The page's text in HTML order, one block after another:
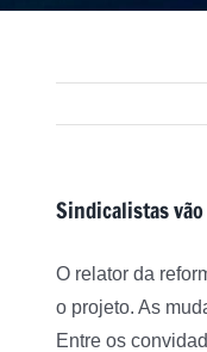
Sindicalistas
O relator da
o projeto. As
Entre os